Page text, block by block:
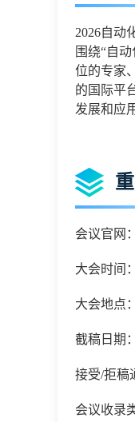
2026自动
围绕“自
位的专家
的国际平
发展和应
会议官网：
大会时间
大会地点
截稿日期
接受/拒稿
会议收录